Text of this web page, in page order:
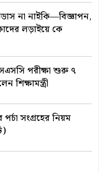
না নাইকি—বিজ্ঞাপন,
লড়াইয়ে কে
পরীক্ষা শুরু ৭
শিক্ষামন্ত্রী
সংগ্রহের নিয়ম